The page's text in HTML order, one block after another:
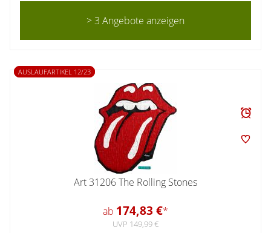
> 3 Angebote anzeigen
AUSLAUFARTIKEL 12/23
Art 31206 The Rolling Stones
ab 174,83 €*
UVP 149,99 €